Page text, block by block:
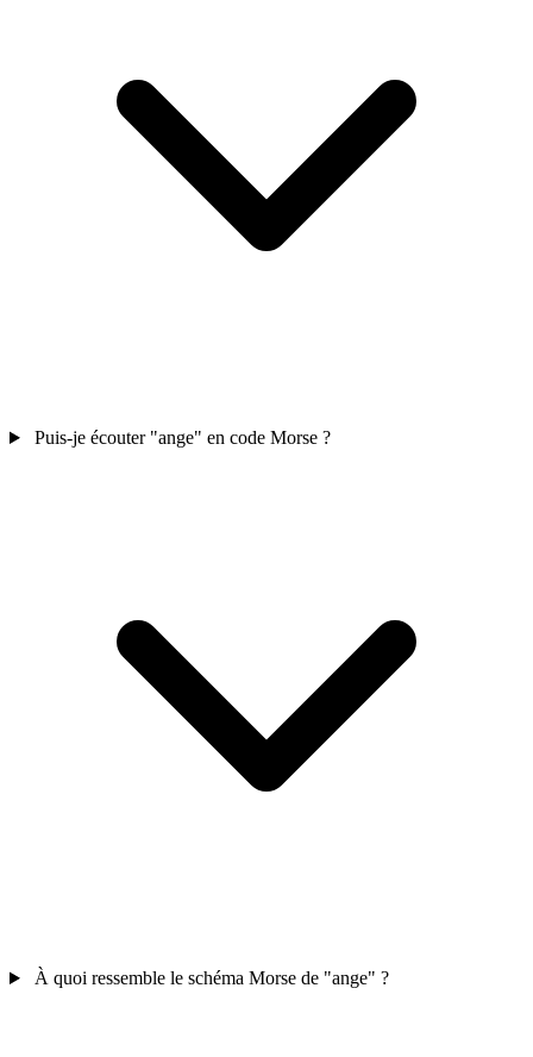
Puis-je écouter "ange" en code Morse ?
À quoi ressemble le schéma Morse de "ange" ?